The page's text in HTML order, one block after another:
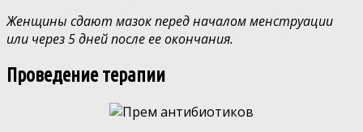
Женщины сдают мазок перед началом менструации
или через 5 дней после ее окончания.
Проведение терапии